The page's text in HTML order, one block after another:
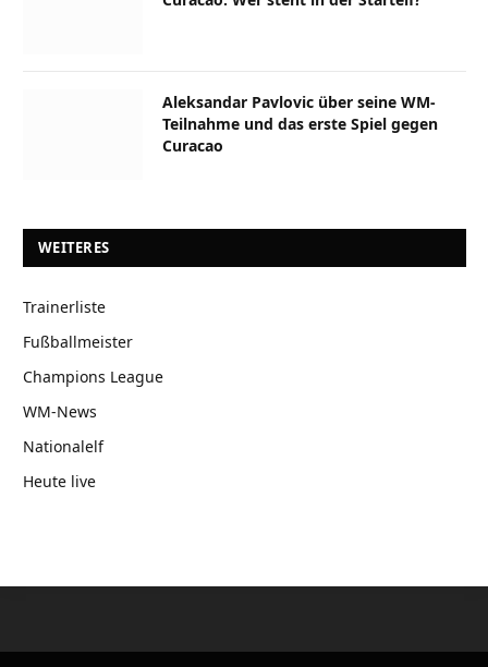
Aleksandar Pavlovic über seine WM-
Teilnahme und das erste Spiel gegen
Curacao
WEITERES
Trainerliste
Fußballmeister
Champions League
WM-News
Nationalelf
Heute live